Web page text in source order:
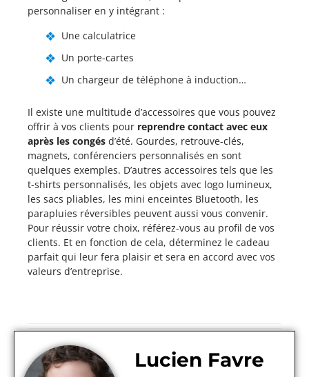
personnaliser en y intégrant :
Une calculatrice
Un porte-cartes
Un chargeur de téléphone à induction…
Il existe une multitude d’accessoires que vous pouvez
offrir à vos clients pour reprendre contact avec eux
après les congés d’été. Gourdes, retrouve-clés,
magnets, conférenciers personnalisés en sont
quelques exemples. D’autres accessoires tels que les
t-shirts personnalisés, les objets avec logo lumineux,
les sacs pliables, les mini enceintes Bluetooth, les
parapluies réversibles peuvent aussi vous convenir.
Pour réussir votre choix, référez-vous au profil de vos
clients. Et en fonction de cela, déterminez le cadeau
parfait qui leur fera plaisir et sera en accord avec vos
valeurs d’entreprise.
Lucien Favre